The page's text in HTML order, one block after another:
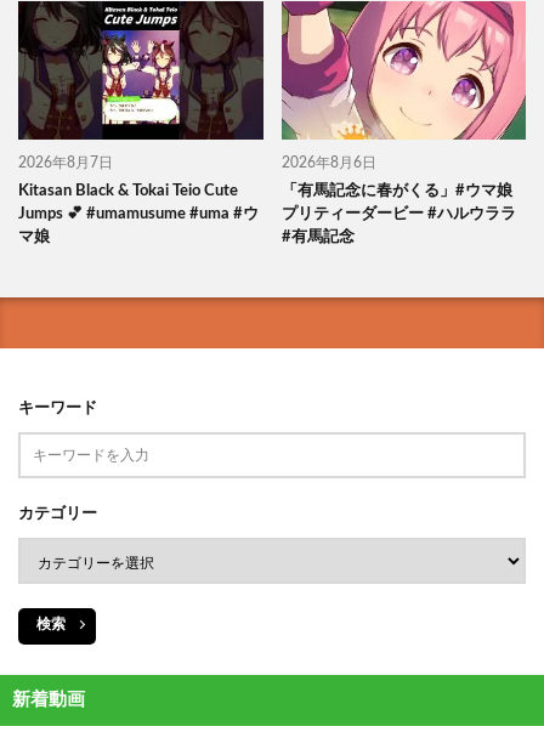
2026年8月7日
Kitasan Black & Tokai Teio Cute
Jumps 💕 #umamusume #uma #ウ
マ娘
2026年8月6日
「有馬記念に春がくる」#ウマ娘
プリティーダービー #ハルウララ
#有馬記念
キーワード
カテゴリー
検索
新着動画